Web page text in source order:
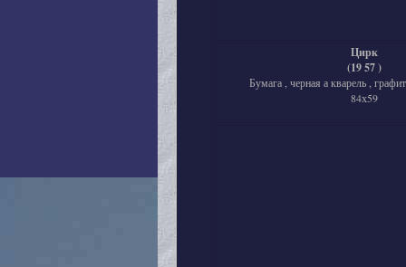
Цирк
(19 57 )
Бумага , черная а кварель ,
84х59